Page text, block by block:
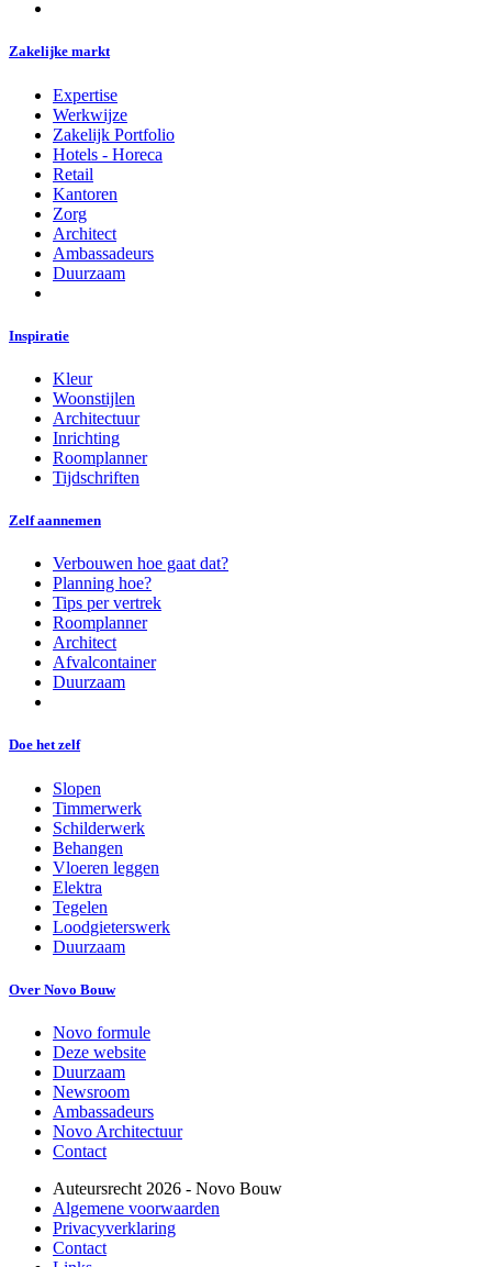
Zakelijke markt
Expertise
Werkwijze
Zakelijk Portfolio
Hotels - Horeca
Retail
Kantoren
Zorg
Architect
Ambassadeurs
Duurzaam
Inspiratie
Kleur
Woonstijlen
Architectuur
Inrichting
Roomplanner
Tijdschriften
Zelf aannemen
Verbouwen hoe gaat dat?
Planning hoe?
Tips per vertrek
Roomplanner
Architect
Afvalcontainer
Duurzaam
Doe het zelf
Slopen
Timmerwerk
Schilderwerk
Behangen
Vloeren leggen
Elektra
Tegelen
Loodgieterswerk
Duurzaam
Over Novo Bouw
Novo formule
Deze website
Duurzaam
Newsroom
Ambassadeurs
Novo Architectuur
Contact
Auteursrecht 2026 - Novo Bouw
Algemene voorwaarden
Privacyverklaring
Contact